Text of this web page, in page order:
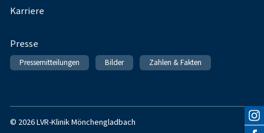
Karriere
Presse
Pressemitteilungen Bilder Zahlen & Fakten
© 2026 LVR-Klinik Mönchengladbach